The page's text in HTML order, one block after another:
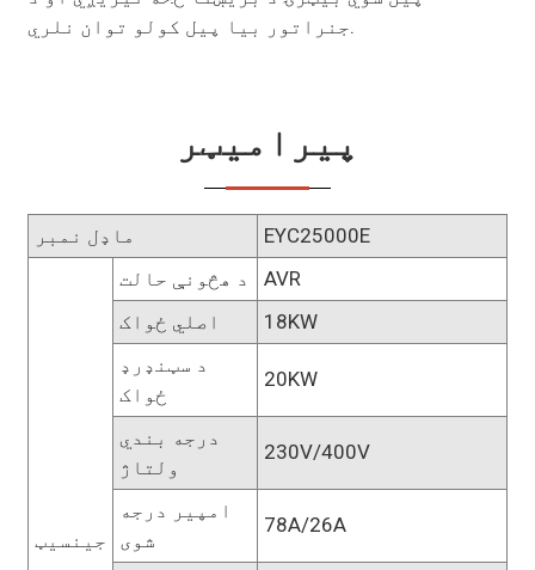
جنراتور بیا پیل کولو توان نلري.
پیرامیټر
ماډل نمبر EYC25000E
جینسیټ
د هڅونې حالت
AVR
اصلي ځواک
18KW
د سټنډرډ
ځواک
20KW
درجه بندي
ولتاژ
230V/400V
امپیر درجه
شوی
78A/26A